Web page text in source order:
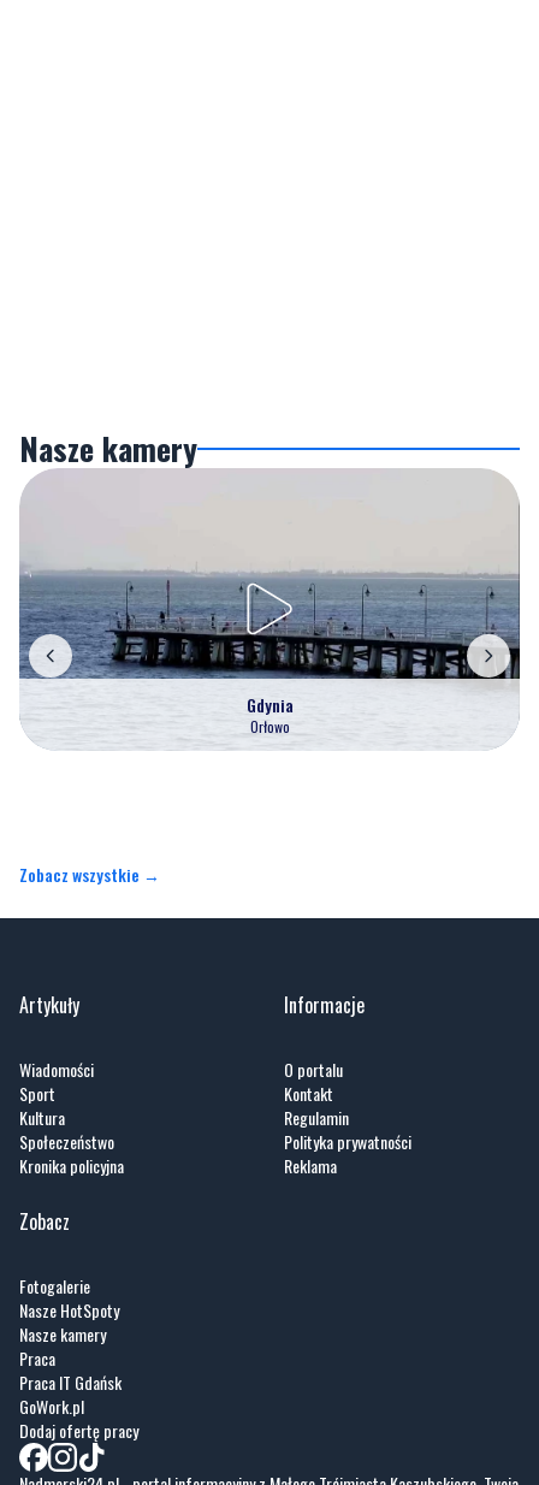
Nasze kamery
Gdynia
Orłowo
Zobacz wszystkie →
Artykuły
Wiadomości
Sport
Kultura
Społeczeństwo
Kronika policyjna
Informacje
O portalu
Kontakt
Regulamin
Polityka prywatności
Reklama
Zobacz
Fotogalerie
Nasze HotSpoty
Nasze kamery
Praca
Praca IT Gdańsk
GoWork.pl
Dodaj ofertę pracy